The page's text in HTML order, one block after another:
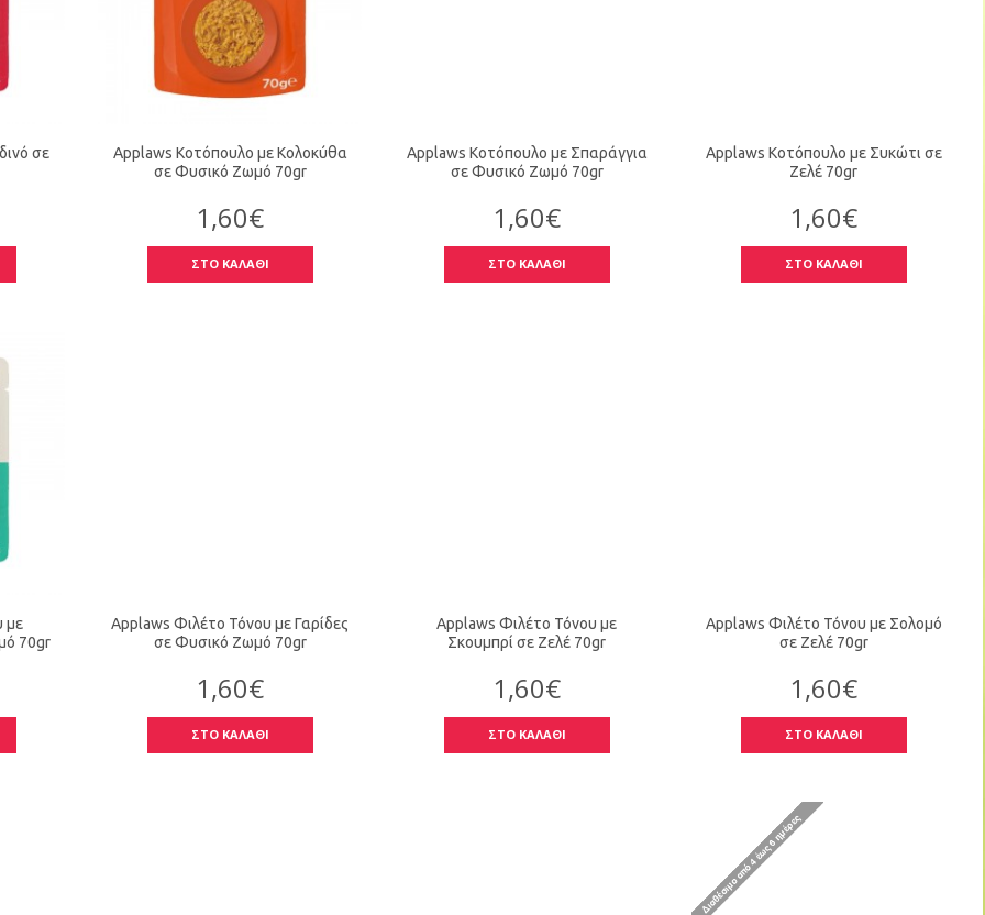
σε
Applaws Κοτόπουλο με Κολοκύθα
σε Φυσικό Ζωμό 70gr
1,60€
ΣΤΟ ΚΑΛΑΘΙ
Applaws Κοτόπουλο με Σπαράγγια
σε Φυσικό Ζωμό 70gr
1,60€
ΣΤΟ ΚΑΛΑΘΙ
Applaws Κοτόπουλο με Συκώτι σε
Ζελέ 70gr
1,60€
ΣΤΟ ΚΑΛΑΘΙ
με
70gr
Applaws Φιλέτο Τόνου με Γαρίδες
σε Φυσικό Ζωμό 70gr
1,60€
ΣΤΟ ΚΑΛΑΘΙ
Applaws Φιλέτο Τόνου με
Σκουμπρί σε Ζελέ 70gr
1,60€
ΣΤΟ ΚΑΛΑΘΙ
Applaws Φιλέτο Τόνου με Σολομό
σε Ζελέ 70gr
1,60€
ΣΤΟ ΚΑΛΑΘΙ